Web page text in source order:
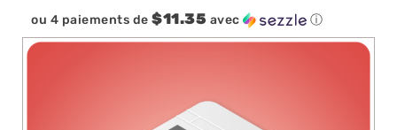
ou 4 paiements de $11.35 avec ⓘ